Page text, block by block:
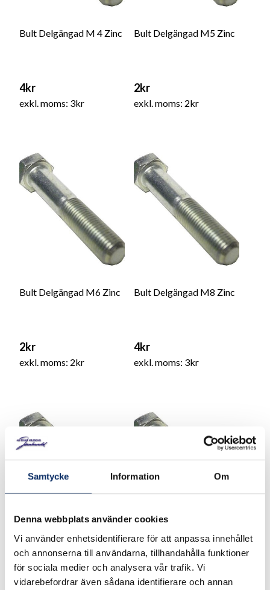
Samtycke Information Om
Denna webbplats använder cookies
Vi använder enhetsidentifierare för att anpassa innehållet
och annonserna till användarna, tillhandahålla funktioner
för sociala medier och analysera vår trafik. Vi
vidarebefordrar även sådana identifierare och annan
Bult Delgängad M 4 Zinc
4kr
exkl. moms: 3kr
Bult Delgängad M5 Zinc
2kr
exkl. moms: 2kr
Bult Delgängad M6 Zinc
2kr
exkl. moms: 2kr
Bult Delgängad M8 Zinc
4kr
exkl. moms: 3kr
Bult Delgängad M10
Zinc
Bult Delgängad M12
Zinc